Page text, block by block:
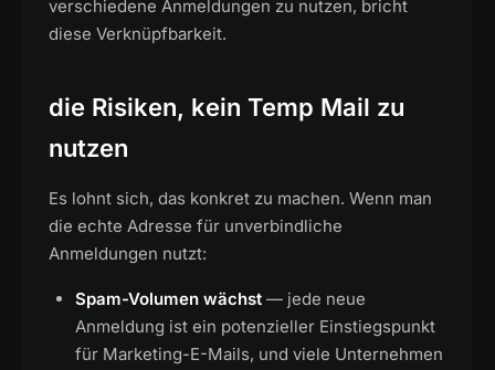
verschiedene Anmeldungen zu nutzen, bricht
diese Verknüpfbarkeit.
die Risiken, kein Temp Mail zu
nutzen
Es lohnt sich, das konkret zu machen. Wenn man
die echte Adresse für unverbindliche
Anmeldungen nutzt:
Spam-Volumen wächst — jede neue
Anmeldung ist ein potenzieller Einstiegspunkt
für Marketing-E-Mails, und viele Unternehmen